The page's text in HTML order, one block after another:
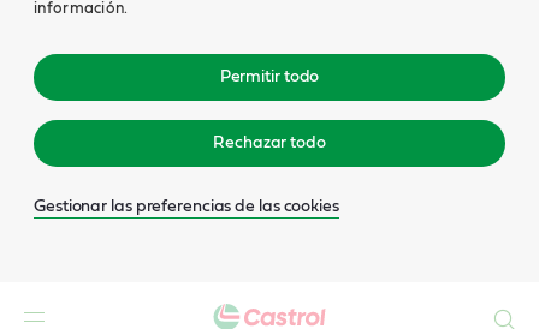
información.
Permitir todo
Rechazar todo
Gestionar las preferencias de las cookies